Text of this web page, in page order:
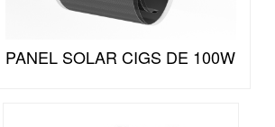
PANEL SOLAR CIGS DE 100W